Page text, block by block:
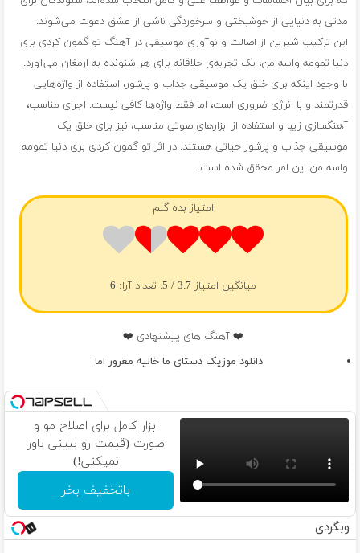
مدتی به دنیایی از خوشبختی و سرخوردگی ناشی از عشق دعوت می‌شوند.
این ترکیب شیرین از اصالت و نوآوری موسیقی در آهنگ تو گمون کردی بری
دنیا تمومه واسه من، یک تجربه‌ی خلاقانه برای هر شنونده به ارمغان می‌آورد.
با وجود اینکه برای خلق یک موسیقی جذاب و پرشور، استفاده از واژه‌هایی
قدرتمند و با انرژی ضروری است، اما فقط واژه‌ها کافی نیست. اجرای مناسب،
آهنگسازی زیبا و استفاده از ابزارهای صوتی مناسب، نیز برای خلق یک
موسیقی جذاب و پرشور حیاتی هستند. در اثر تو گمون کردی بری دنیا تمومه
واسه من این امر محقق شده است.
امتیاز بده گلم
میانگین امتیاز 3.7/ 5. تعداد آرا: 6
❤️ آهنگ های پیشنهادی ❤️
دانلود موزیک دستای ما خالیه مغرور اما
ابزار کامل برای اصلاح مو و
صورت (قیمت رو ببینی باور
نمیکنی!)
باتخفیف بخر
وبگردی